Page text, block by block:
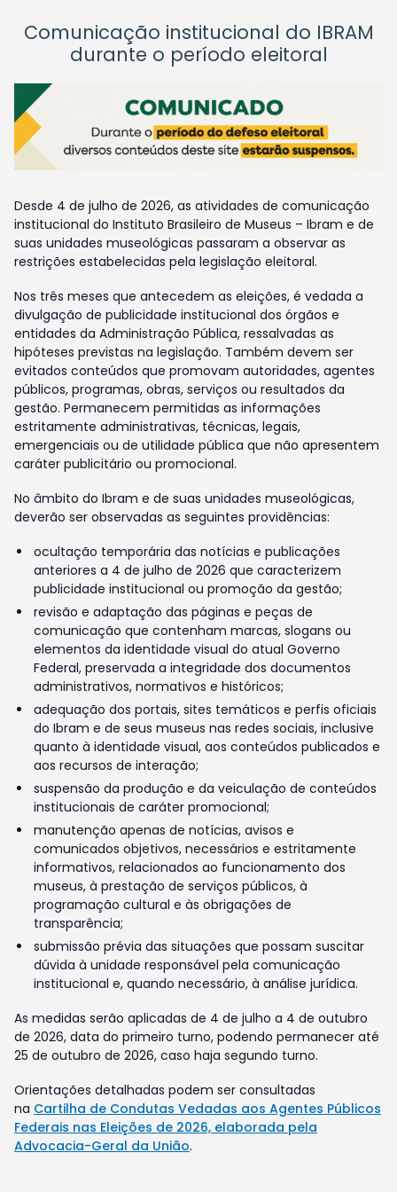
Comunicação institucional do IBRAM
durante o período eleitoral
Desde 4 de julho de 2026, as atividades de comunicação
institucional do Instituto Brasileiro de Museus – Ibram e de
suas unidades museológicas passaram a observar as
restrições estabelecidas pela legislação eleitoral.
Nos três meses que antecedem as eleições, é vedada a
divulgação de publicidade institucional dos órgãos e
entidades da Administração Pública, ressalvadas as
hipóteses previstas na legislação. Também devem ser
evitados conteúdos que promovam autoridades, agentes
públicos, programas, obras, serviços ou resultados da
gestão. Permanecem permitidas as informações
estritamente administrativas, técnicas, legais,
emergenciais ou de utilidade pública que não apresentem
caráter publicitário ou promocional.
No âmbito do Ibram e de suas unidades museológicas,
deverão ser observadas as seguintes providências:
ocultação temporária das notícias e publicações
anteriores a 4 de julho de 2026 que caracterizem
publicidade institucional ou promoção da gestão;
revisão e adaptação das páginas e peças de
comunicação que contenham marcas, slogans ou
elementos da identidade visual do atual Governo
Federal, preservada a integridade dos documentos
administrativos, normativos e históricos;
adequação dos portais, sites temáticos e perfis oficiais
do Ibram e de seus museus nas redes sociais, inclusive
quanto à identidade visual, aos conteúdos publicados e
aos recursos de interação;
suspensão da produção e da veiculação de conteúdos
institucionais de caráter promocional;
manutenção apenas de notícias, avisos e
comunicados objetivos, necessários e estritamente
informativos, relacionados ao funcionamento dos
museus, à prestação de serviços públicos, à
programação cultural e às obrigações de
transparência;
submissão prévia das situações que possam suscitar
dúvida à unidade responsável pela comunicação
institucional e, quando necessário, à análise jurídica.
As medidas serão aplicadas de 4 de julho a 4 de outubro
de 2026, data do primeiro turno, podendo permanecer até
25 de outubro de 2026, caso haja segundo turno.
Orientações detalhadas podem ser consultadas
na Cartilha de Condutas Vedadas aos Agentes Públicos
Federais nas Eleições de 2026, elaborada pela
Advocacia-Geral da União.